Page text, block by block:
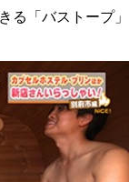
る「バストープ」